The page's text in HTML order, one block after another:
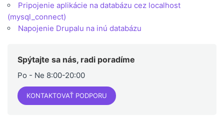
Pripojenie aplikácie na databázu cez localhost
(mysql_connect)
Napojenie Drupalu na inú databázu
Spýtajte sa nás, radi poradíme
Po - Ne 8:00-20:00
KONTAKTOVAŤ PODPORU